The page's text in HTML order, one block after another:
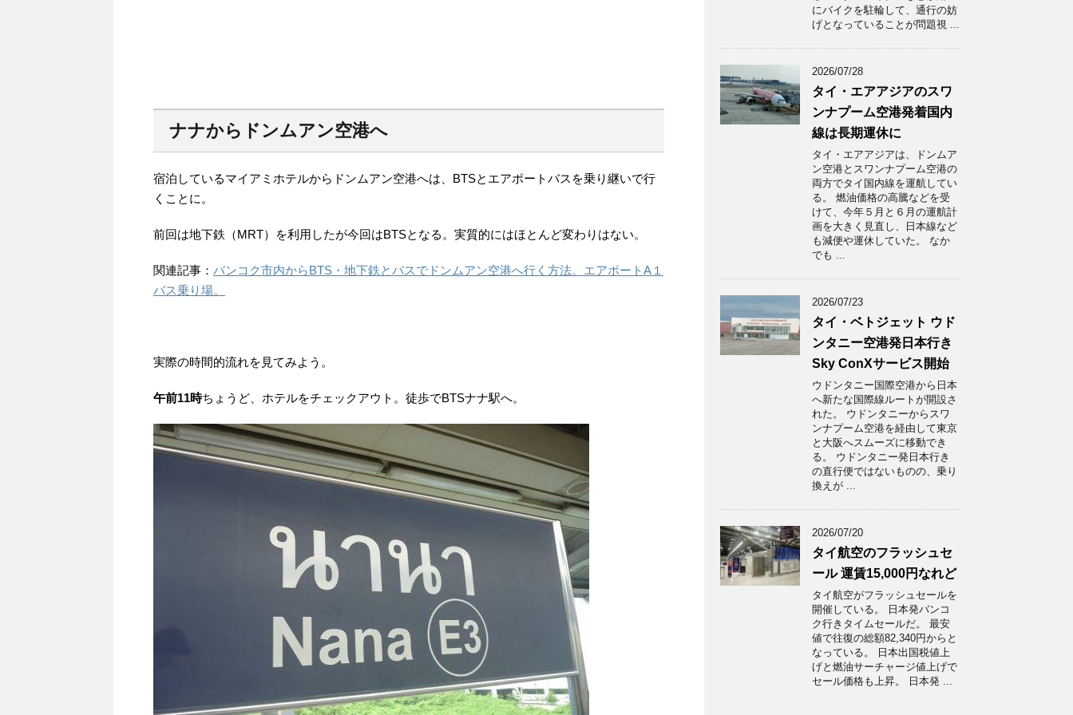
ナナからドンムアン空港へ
宿泊しているマイアミホテルからドンムアン空港へは、BTSとエアポートバスを乗り継いで行
くことに。
前回は地下鉄（MRT）を利用したが今回はBTSとなる。実質的にはほとんど変わりはない。
関連記事： バンコク市内からBTS・地下鉄とバスでドンムアン空港へ行く方法。エアポートA１
バス乗り場。
実際の時間的流れを見てみよう。
午前11時ちょうど、ホテルをチェックアウト。徒歩でBTSナナ駅へ。
にバイクを駐輪して、通行の妨
げとなっていることが問題視 ...
2026/07/28
タイ・エアアジアのスワ
ンナプーム空港発着国内
線は長期運休に
タイ・エアアジアは、ドンムア
ン空港とスワンナプーム空港の
両方でタイ国内線を運航してい
る。 燃油価格の高騰などを受
けて、今年５月と６月の運航計
画を大きく見直し、日本線など
も減便や運休していた。 なか
でも ...
2026/07/23
タイ・ベトジェット ウド
ンタニー空港発日本行き
Sky ConXサービス開始
ウドンタニー国際空港から日本
へ新たな国際線ルートが開設さ
れた。 ウドンタニーからスワ
ンナプーム空港を経由して東京
と大阪へスムーズに移動でき
る。 ウドンタニー発日本行き
の直行便ではないものの、乗り
換えが ...
2026/07/20
タイ航空のフラッシュセ
ール 運賃15,000円なれど
タイ航空がフラッシュセールを
開催している。 日本発バンコ
ク行きタイムセールだ。 最安
値で往復の総額82,340円からと
なっている。 日本出国税値上
げと燃油サーチャージ値上げで
セール価格も上昇。 日本発 ...